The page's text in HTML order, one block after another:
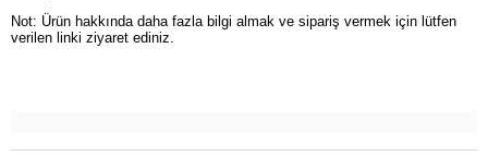
Not: Ürün hakkında daha fazla bilgi almak ve sipariş vermek için lütfen
verilen linki ziyaret ediniz.